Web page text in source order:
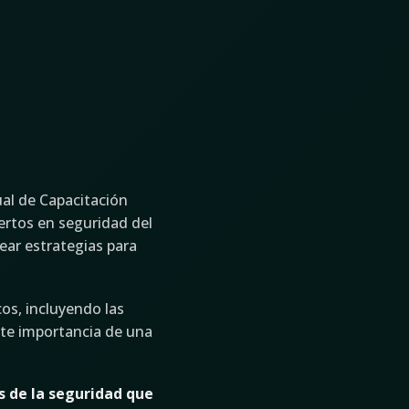
de Capacitación
en seguridad del
estrategias para
incluyendo las
importancia de una
de la seguridad que